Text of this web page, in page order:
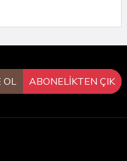
OL ABONELİKTEN ÇIK